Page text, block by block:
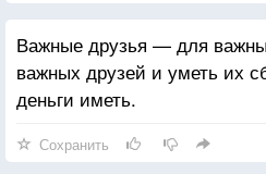
Важные друзья — для
важных друзей и уметь их
деньги иметь.
Сохранить